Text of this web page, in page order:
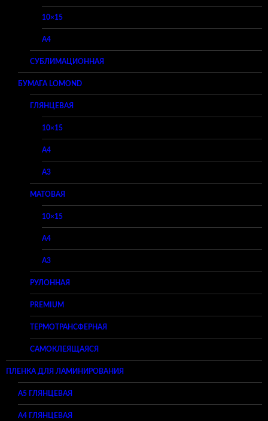
10×15
A4
СУБЛИМАЦИОННАЯ
БУМАГА LOMOND
ГЛЯНЦЕВАЯ
10×15
A4
A3
МАТОВАЯ
10×15
A4
A3
РУЛОННАЯ
PREMIUM
ТЕРМОТРАНСФЕРНАЯ
САМОКЛЕЯЩАЯСЯ
ПЛЕНКА ДЛЯ ЛАМИНИРОВАНИЯ
A5 ГЛЯНЦЕВАЯ
А4 ГЛЯНЦЕВАЯ